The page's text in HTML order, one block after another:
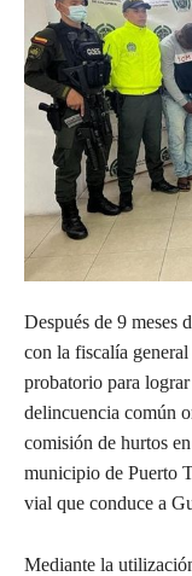
Después de 9 meses
con la fiscalía
probatorio para
delincuencia común
comisión de hurtos
municipio de Puerto
vial que conduce a
Mediante la